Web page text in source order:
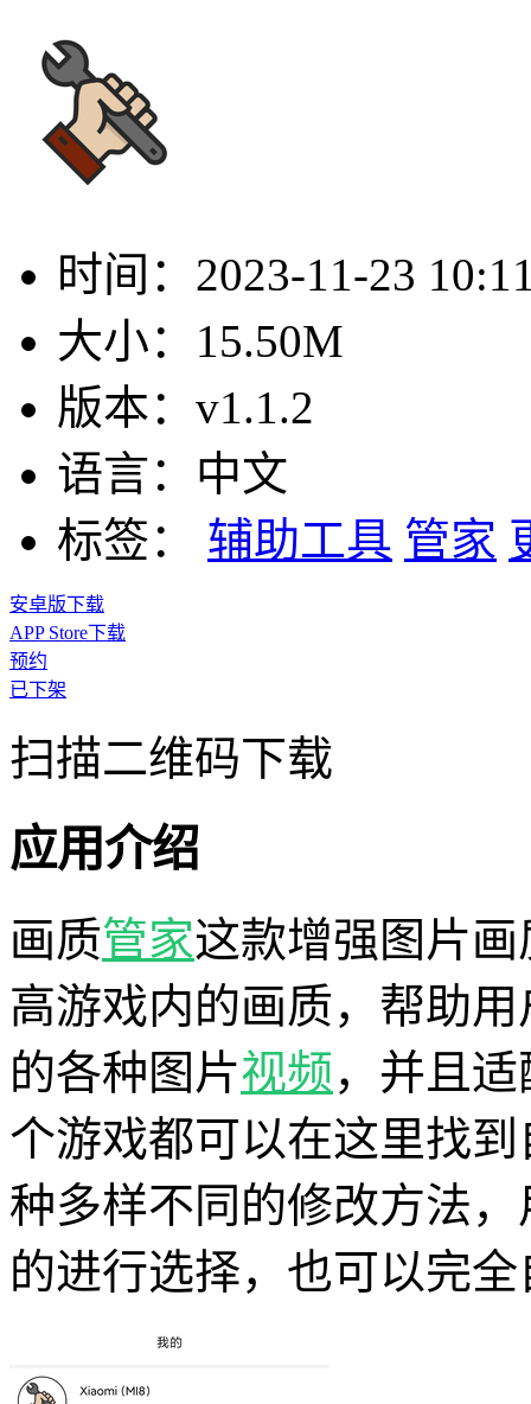
时间： 2023-11-23
大小： 15.50M
版本： v1.1.2
语言： 中文
标签：
辅助工具 管家
安卓版下载
APP Store下载
预约
已下架
扫描二维码下载
应用介绍
画质管家这款增强图片
高游戏内的画质，帮助
的各种图片视频，并且
个游戏都可以在这里找
种多样不同的修改方法
的进行选择，也可以完